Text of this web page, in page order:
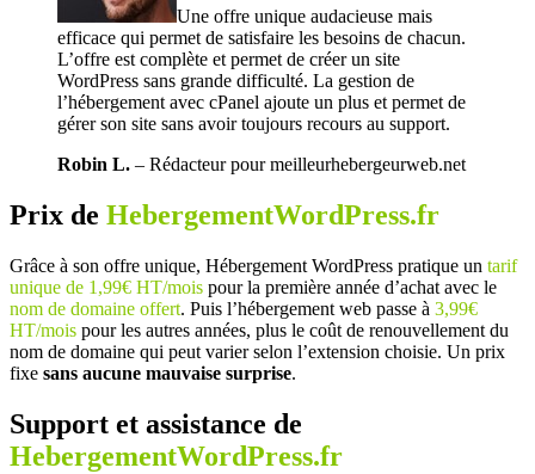
Une offre unique audacieuse mais
efficace qui permet de satisfaire les besoins de chacun.
L’offre est complète et permet de créer un site
WordPress sans grande difficulté. La gestion de
l’hébergement avec cPanel ajoute un plus et permet de
gérer son site sans avoir toujours recours au support.
Robin L. – Rédacteur pour meilleurhebergeurweb.net
Prix de HebergementWordPress.fr
Grâce à son offre unique, Hébergement WordPress pratique un tarif
unique de 1,99€ HT/mois pour la première année d’achat avec le
nom de domaine offert. Puis l’hébergement web passe à 3,99€
HT/mois pour les autres années, plus le coût de renouvellement du
nom de domaine qui peut varier selon l’extension choisie. Un prix
fixe sans aucune mauvaise surprise.
Support et assistance de
HebergementWordPress.fr